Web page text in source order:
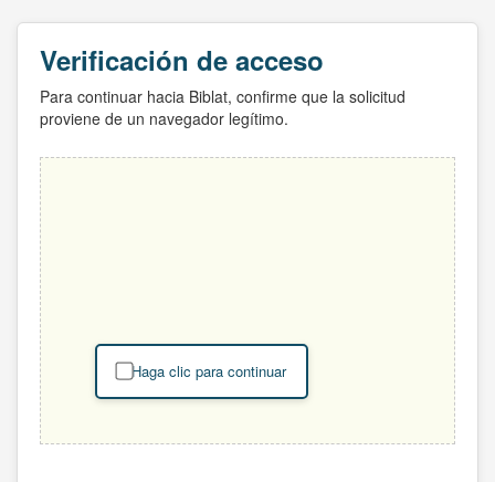
Verificación de acceso
Para continuar hacia Biblat, confirme que la solicitud
proviene de un navegador legítimo.
Haga clic para continuar